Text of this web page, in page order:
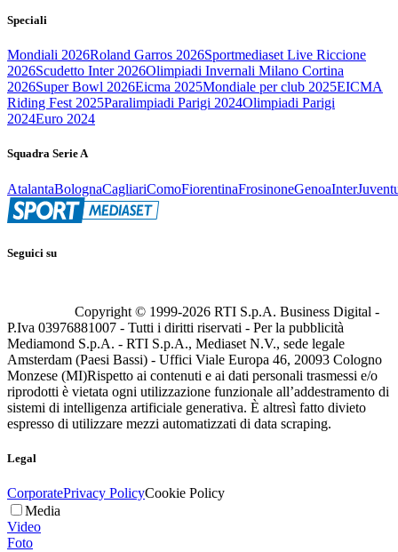
Speciali
Mondiali 2026Roland Garros 2026Sportmediaset Live Riccione
2026Scudetto Inter 2026Olimpiadi Invernali Milano Cortina
2026Super Bowl 2026Eicma 2025Mondiale per club 2025EICMA
Riding Fest 2025Paralimpiadi Parigi 2024Olimpiadi Parigi
2024Euro 2024
Squadra Serie A
AtalantaBolognaCagliariComoFiorentinaFrosinoneGenoaInter
Seguici su
Copyright © 1999-2026 RTI S.p.A. Business Digital -
P.Iva 03976881007 - Tutti i diritti riservati - Per la pubblicità
Mediamond S.p.A. - RTI S.p.A., Mediaset N.V., sede legale
Amsterdam (Paesi Bassi) - Uffici Viale Europa 46, 20093 Cologno
Monzese (MI)Rispetto ai contenuti e ai dati personali trasmessi e/o
riprodotti è vietata ogni utilizzazione funzionale all’addestramento di
sistemi di intelligenza artificiale generativa. È altresì fatto divieto
espresso di utilizzare mezzi automatizzati di data scraping.
Legal
CorporatePrivacy PolicyCookie Policy
Media
Video
Foto